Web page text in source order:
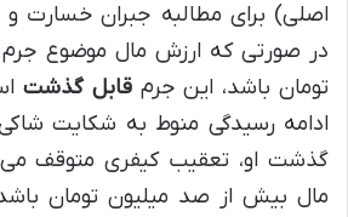
اصلی) برای مطالبه جبران خسارت
در صورتی که ارزش مال موضوع جرم
تومان باشد، این جرمقابل گذشت
ادامه رسیدگی منوط به شکایت
گذشت او، تعقیب کیفری متوقف می
مال بیش از صد میلیون تومان